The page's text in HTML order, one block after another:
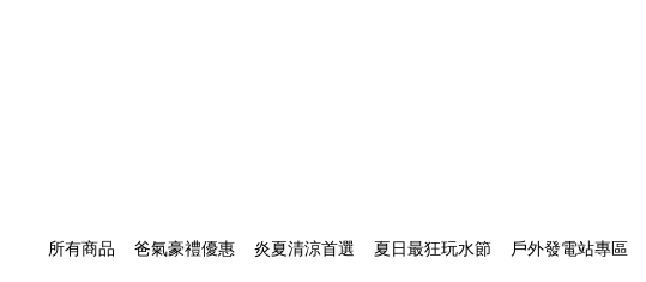
所有商品 爸氣豪禮優惠 炎夏清涼首選 夏日最狂玩水節 戶外發電站專區